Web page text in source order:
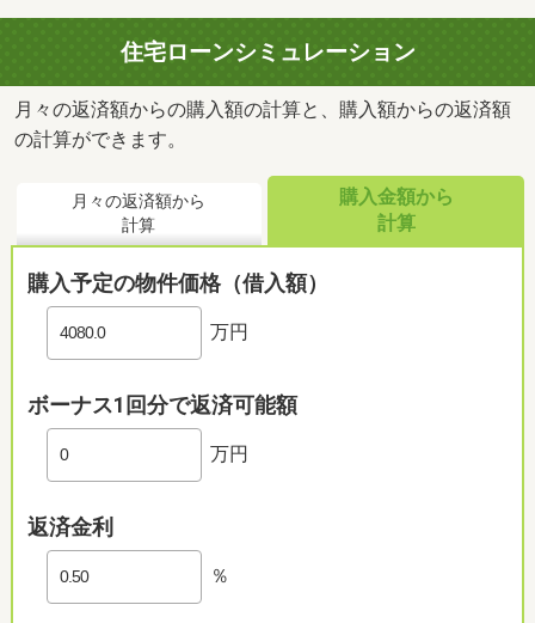
住宅ローンシミュレーション
月々の返済額からの購入額の計算と、購入額からの返済額
の計算ができます。
月々の返済額から
計算
購入金額から
計算
購入予定の物件価格（借入額）
万円
ボーナス1回分で返済可能額
万円
返済金利
％